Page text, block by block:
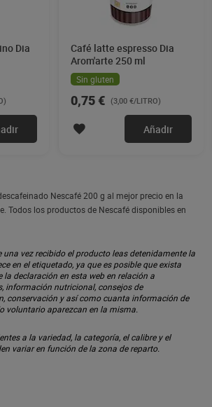
Dia
Café latte espresso Dia
Arom'arte 250 ml
Sin gluten
0,75 € (3,00 €/LITRO)
Añadir
Nescafé 200 g al mejor precio en la
Todos los productos de Nescafé disponibles en
una vez recibido el producto leas detenidamente la
en el etiquetado, ya que es posible que exista
declaración en esta web en relación a
información nutricional, consejos de
conservación y así como cuanta información de
voluntario aparezcan en la misma.
a la variedad, la categoría, el calibre y el
variar en función de la zona de reparto.